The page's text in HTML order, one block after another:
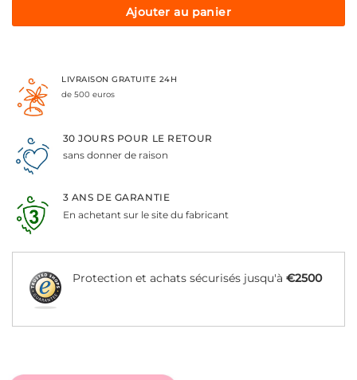
Ajouter au panier
LIVRAISON GRATUITE 24H
de 500 euros
30 JOURS POUR LE RETOUR
sans donner de raison
3 ANS DE GARANTIE
En achetant sur le site du fabricant
Protection et achats sécurisés jusqu'à €2500